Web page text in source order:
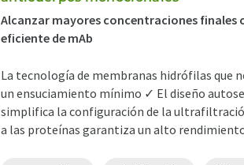
Alcanzar mayores concentraciones finales
eficiente de mAb
La tecnología de membranas hidrófilas que
un ensuciamiento mínimo ✓ El diseño
simplifica la configuración de la
a las proteínas garantiza un alto